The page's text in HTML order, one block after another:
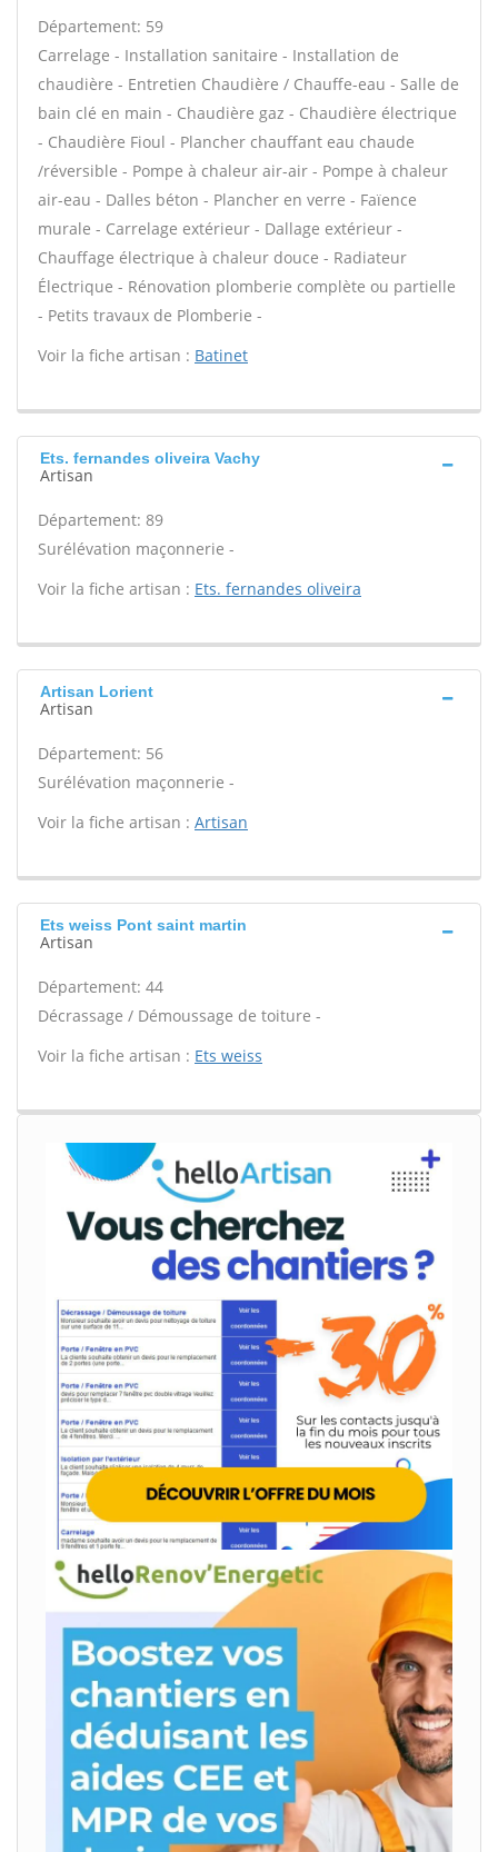
Département: 59
Carrelage - Installation sanitaire - Installation de
chaudière - Entretien Chaudière / Chauffe-eau - Salle de
bain clé en main - Chaudière gaz - Chaudière électrique
- Chaudière Fioul - Plancher chauffant eau chaude
/réversible - Pompe à chaleur air-air - Pompe à chaleur
air-eau - Dalles béton - Plancher en verre - Faïence
murale - Carrelage extérieur - Dallage extérieur -
Chauffage électrique à chaleur douce - Radiateur
Électrique - Rénovation plomberie complète ou partielle
- Petits travaux de Plomberie -
Voir la fiche artisan : Batinet
Ets. fernandes oliveira Vachy
Artisan
Département: 89
Surélévation maçonnerie -
Voir la fiche artisan : Ets. fernandes oliveira
Artisan Lorient
Artisan
Département: 56
Surélévation maçonnerie -
Voir la fiche artisan : Artisan
Ets weiss Pont saint martin
Artisan
Département: 44
Décrassage / Démoussage de toiture -
Voir la fiche artisan : Ets weiss